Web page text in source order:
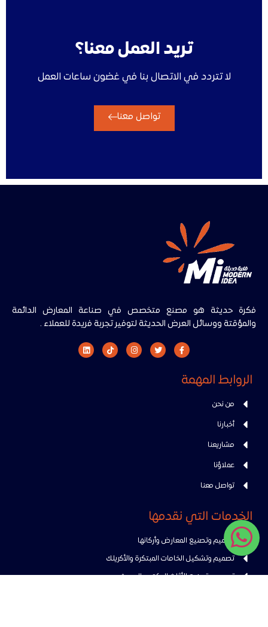
تريد العمل معنا؟
لا تتردد في الاتصال بنا في غضون ساعات العمل
تواصل معنا
فكرة حديثة هو مصنع متخصص في صناعة المعارض الدائمة
والمؤقتة ووسائل العرض الحديثة لتوفير تجربة فريدة للعملاء .
الروابط المهمة
من نحن
أخبارنا
مشاريعنا
عملاؤنا
تواصل معنا
الخدمات التي نقدمها
تصميم وتصنيع المعارض وأركانها
تصميم وتشكيل الخامات المبتكرة والأكريلك
تصميم وتصنيع الأثاث المكتبي الحديث